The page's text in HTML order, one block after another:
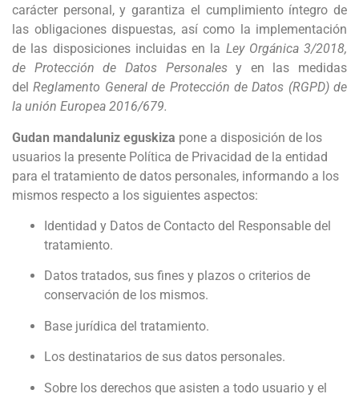
carácter personal, y garantiza el cumplimiento íntegro de
las obligaciones dispuestas, así como la implementación
de las disposiciones incluidas en la Ley Orgánica 3/2018,
de Protección de Datos Personalesy en las medidas
delReglamento General de Protección de Datos (RGPD) de
la unión Europea 2016/679.
Gudan mandaluniz eguskiza pone a disposición de los
usuarios la presente Política de Privacidad de la entidad
para el tratamiento de datos personales, informando a los
mismos respecto a los siguientes aspectos:
Identidad y Datos de Contacto del Responsable del
tratamiento.
Datos tratados, sus fines y plazos o criterios de
conservación de los mismos.
Base jurídica del tratamiento.
Los destinatarios de sus datos personales.
Sobre los derechos que asisten a todo usuario y el